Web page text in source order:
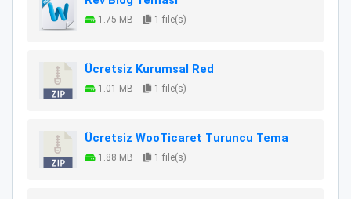
1.75 MB 1 file(s)
Ücretsiz Kurumsal Red
1.01 MB 1 file(s)
Ücretsiz WooTicaret Turuncu Tema
1.88 MB 1 file(s)